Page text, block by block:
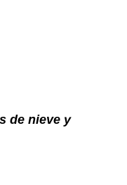
de nieve y